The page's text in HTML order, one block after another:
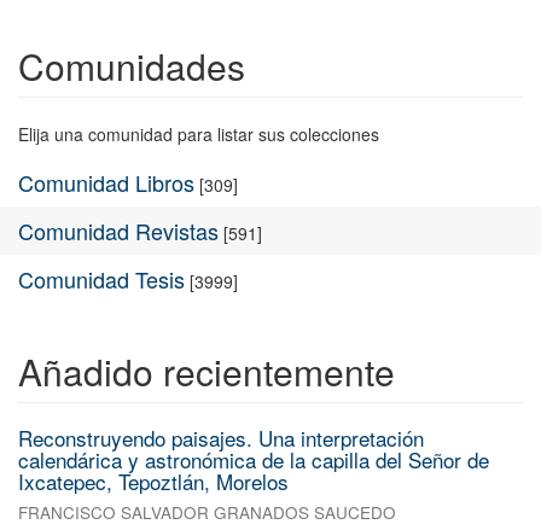
Comunidades
Elija una comunidad para listar sus colecciones
Comunidad Libros [309]
Comunidad Revistas [591]
Comunidad Tesis [3999]
Añadido recientemente
Reconstruyendo paisajes. Una interpretación
calendárica y astronómica de la capilla del Señor de
Ixcatepec, Tepoztlán, Morelos
FRANCISCO SALVADOR GRANADOS SAUCEDO